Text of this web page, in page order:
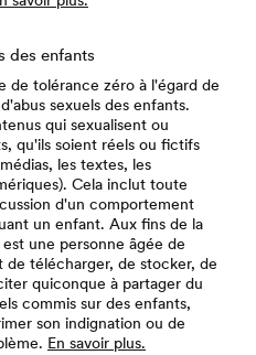
des enfants
de tolérance zéro à l'égard de
sexuels des enfants.
qui sexualisent ou
qu'ils soient réels ou fictifs
les textes, les
Cela inclut toute
d'un comportement
un enfant. Aux fins de la
une personne âgée de
de télécharger, de stocker, de
quiconque à partager du
commis sur des enfants,
son indignation ou de
En savoir plus.